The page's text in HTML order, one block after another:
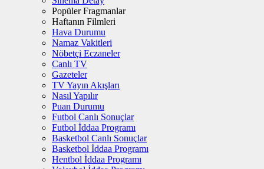
Popüler Fragmanlar
Haftanın Filmleri
Hava Durumu
Namaz Vakitleri
Nöbetçi Eczaneler
Canlı TV
Gazeteler
TV Yayın Akışları
Nasıl Yapılır
Puan Durumu
Futbol Canlı Sonuçlar
Futbol İddaa Programı
Basketbol Canlı Sonuçlar
Basketbol İddaa Programı
Hentbol İddaa Programı